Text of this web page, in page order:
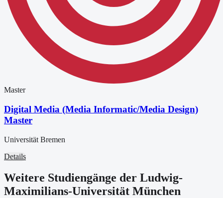
Master
Digital Media (Media Informatic/Media Design)
Master
Universität Bremen
Details
Weitere Studiengänge der Ludwig-
Maximilians-Universität München